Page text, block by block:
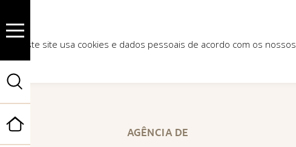
AGÊNCIA DE
Este site usa cookies e dados pessoais de acordo com os nossos